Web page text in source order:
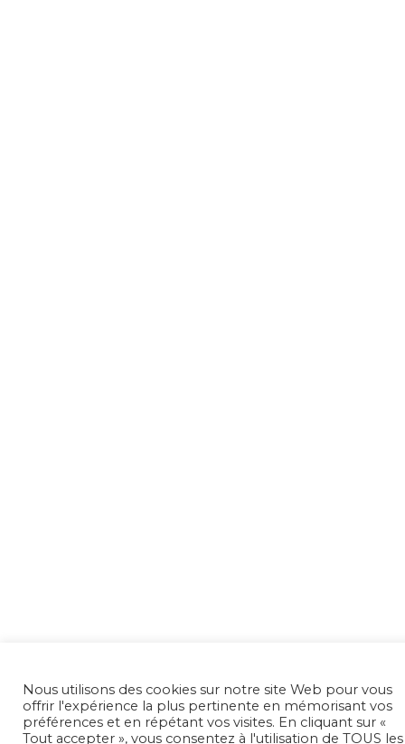
Nous utilisons des cookies sur notre site Web pour vous
offrir l'expérience la plus pertinente en mémorisant vos
préférences et en répétant vos visites. En cliquant sur «
Tout accepter », vous consentez à l'utilisation de TOUS les